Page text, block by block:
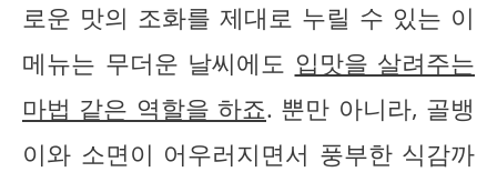
로운 맛의 조화를 제대로 누릴 수 있는 이
메뉴는 무더운 날씨에도 입맛을 살려주는
마법 같은 역할을 하죠. 뿐만 아니라, 골뱅
이와 소면이 어우러지면서 풍부한 식감까